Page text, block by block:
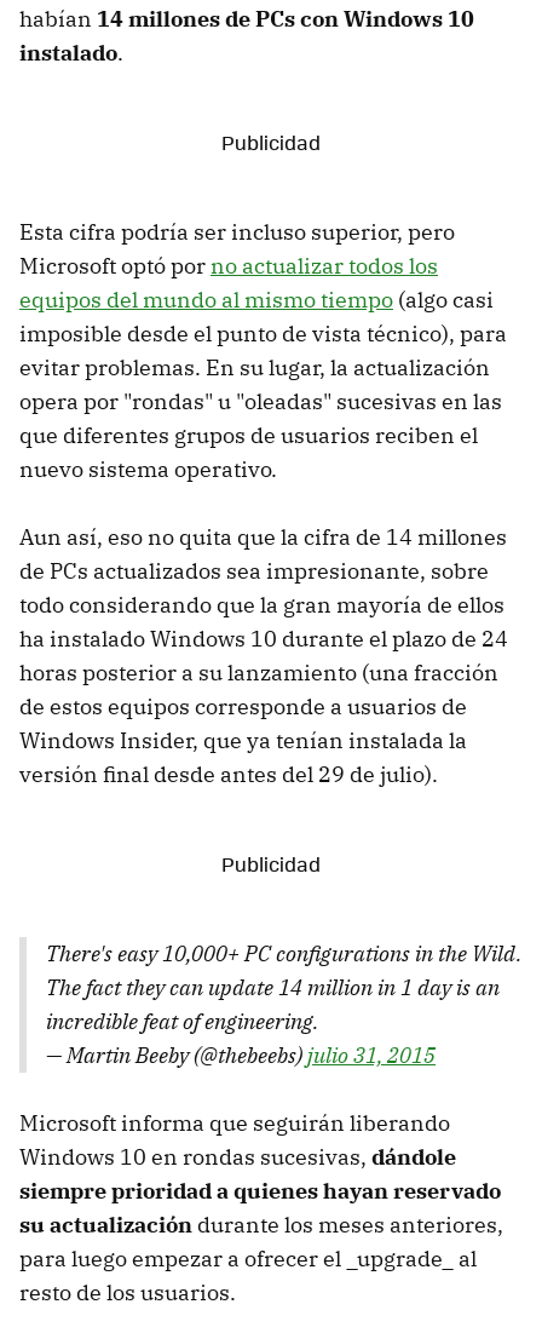
habían 14 millones de PCs con Windows 10
instalado.
Esta cifra podría ser incluso superior, pero
Microsoft optó por no actualizar todos los
equipos del mundo al mismo tiempo (algo casi
imposible desde el punto de vista técnico), para
evitar problemas. En su lugar, la actualización
opera por "rondas" u "oleadas" sucesivas en las
que diferentes grupos de usuarios reciben el
nuevo sistema operativo.
Aun así, eso no quita que la cifra de 14 millones
de PCs actualizados sea impresionante, sobre
todo considerando que la gran mayoría de ellos
ha instalado Windows 10 durante el plazo de 24
horas posterior a su lanzamiento (una fracción
de estos equipos corresponde a usuarios de
Windows Insider, que ya tenían instalada la
versión final desde antes del 29 de julio).
There's easy 10,000+ PC configurations in the Wild.
The fact they can update 14 million in 1 day is an
incredible feat of engineering.
— Martin Beeby (@thebeebs)julio 31, 2015
Microsoft informa que seguirán liberando
Windows 10 en rondas sucesivas, dándole
siempre prioridad a quienes hayan reservado
su actualización durante los meses anteriores,
para luego empezar a ofrecer el _upgrade_ al
resto de los usuarios.